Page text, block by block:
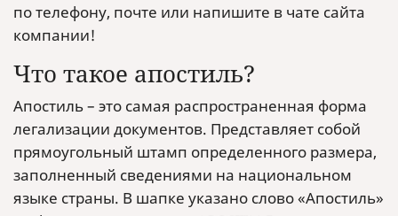
по телефону, почте или напишите в чате сайта
компании!
Что такое апостиль?
Апостиль – это самая распространенная форма
легализации документов. Представляет собой
прямоугольный штамп определенного размера,
заполненный сведениями на национальном
языке страны. В шапке указано слово «Апостиль»